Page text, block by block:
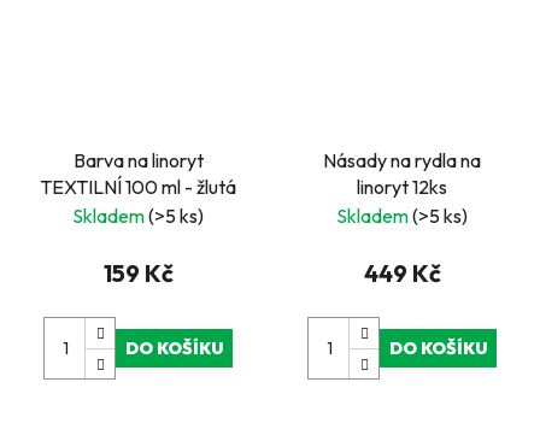
Barva na linoryt
TEXTILNÍ 100 ml - žlutá
Skladem(>5 ks)
159 Kč
DO KOŠÍKU
Násady na rydla na
linoryt 12ks
Skladem(>5 ks)
449 Kč
DO KOŠÍKU